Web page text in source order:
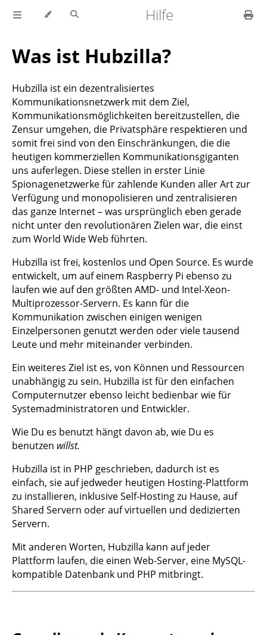
Hilfe
Was ist Hubzilla?
Hubzilla ist ein dezentralisiertes
Kommunikationsnetzwerk mit dem Ziel,
Kommunikationsmöglichkeiten bereitzustellen, die
Zensur umgehen, die Privatsphäre respektieren und
somit frei sind von den Einschränkungen, die die
heutigen kommerziellen Kommunikationsgiganten
uns auferlegen. Diese stellen in erster Linie
Spionagenetzwerke für zahlende Kunden aller Art zur
Verfügung und monopolisieren und zentralisieren
das ganze Internet – was ursprünglich eben gerade
nicht unter den revolutionären Zielen war, die einst
zum World Wide Web führten.
Hubzilla ist frei, kostenlos und Open Source. Es wurde
entwickelt, um auf einem Raspberry Pi ebenso zu
laufen wie auf den größten AMD- und Intel-Xeon-
Multiprozessor-Servern. Es kann für die
Kommunikation zwischen einigen wenigen
Einzelpersonen genutzt werden oder viele tausend
Leute und mehr miteinander verbinden.
Ein weiteres Ziel ist es, von Können und Ressourcen
unabhängig zu sein. Hubzilla ist für den einfachen
Computernutzer ebenso leicht bedienbar wie für
Systemadministratoren und Entwickler.
Wie Du es benutzt hängt davon ab, wie Du es
benutzen willst.
Hubzilla ist in PHP geschrieben, dadurch ist es
einfach, sie auf jedweder heutigen Hosting-Plattform
zu installieren, inklusive Self-Hosting zu Hause, auf
Shared Servern oder auf virtuellen und dedizierten
Servern.
Mit anderen Worten, Hubzilla kann auf jeder
Plattform laufen, die einen Web-Server, eine MySQL-
kompatible Datenbank und PHP mitbringt.